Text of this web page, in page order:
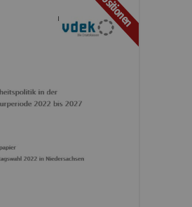
Positionen